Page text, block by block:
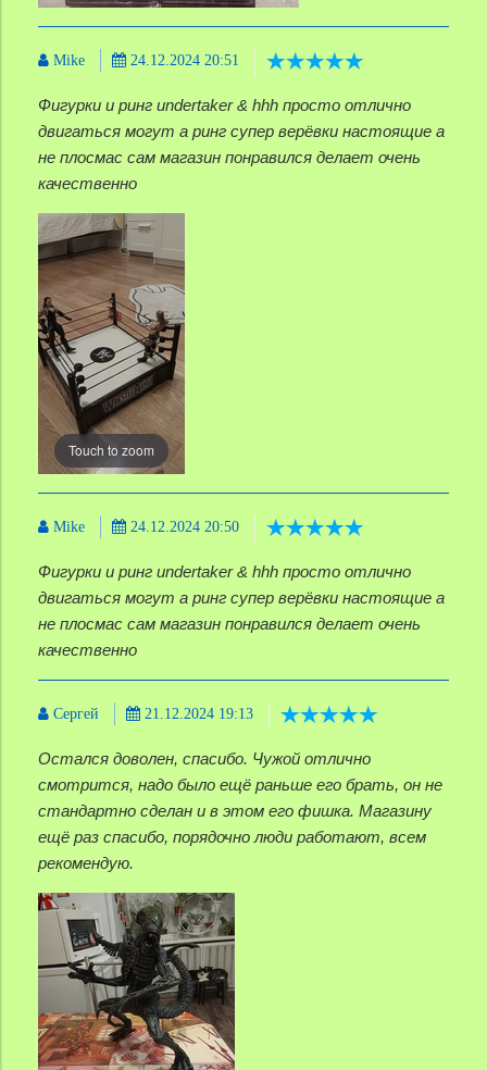
Mike 24.12.2024 20:51
Фигурки и ринг undertaker & hhh просто отлично
двигаться могут а ринг супер верёвки настоящие а
не плосмас сам магазин понравился делает очень
качественно
Touch to zoom
Mike 24.12.2024 20:50
Фигурки и ринг undertaker & hhh просто отлично
двигаться могут а ринг супер верёвки настоящие а
не плосмас сам магазин понравился делает очень
качественно
Сергей 21.12.2024 19:13
Остался доволен, спасибо. Чужой отлично
смотрится, надо было ещё раньше его брать, он не
стандартно сделан и в этом его фишка. Магазину
ещё раз спасибо, порядочно люди работают, всем
рекомендую.